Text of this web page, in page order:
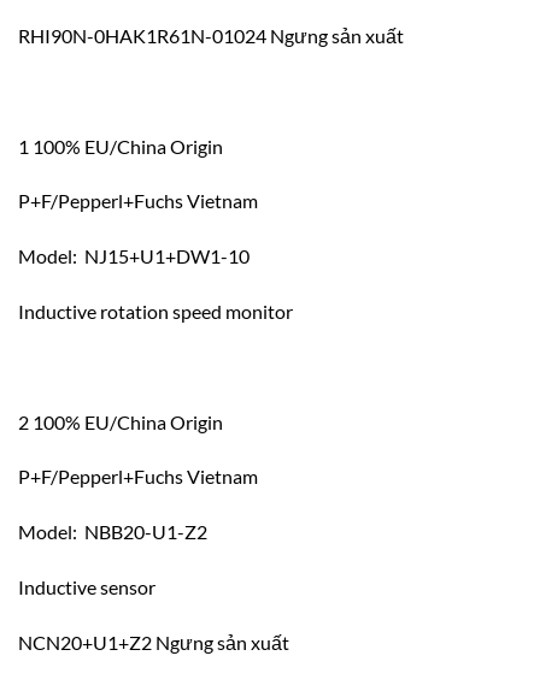
RHI90N-0HAK1R61N-01024 Ngưng sản xuất
1 100% EU/China Origin
P+F/Pepperl+Fuchs Vietnam
Model: NJ15+U1+DW1-10
Inductive rotation speed monitor
2 100% EU/China Origin
P+F/Pepperl+Fuchs Vietnam
Model: NBB20-U1-Z2
Inductive sensor
NCN20+U1+Z2 Ngưng sản xuất